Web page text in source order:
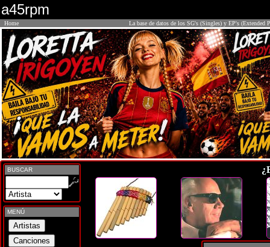
a45rpm
Home La base de datos de los SG's (Singles) y EP's (Extended
BUSCAR
MENÚ